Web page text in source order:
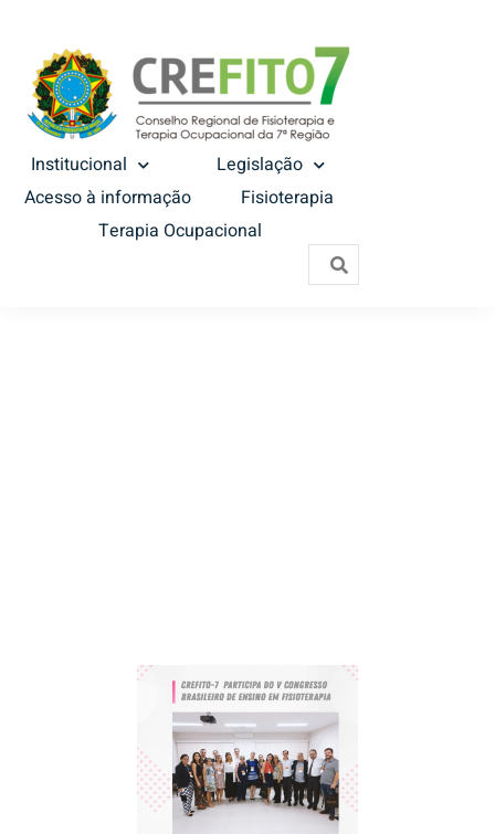
Institucional
Legislação
Acesso à informação
Fisioterapia
Terapia Ocupacional